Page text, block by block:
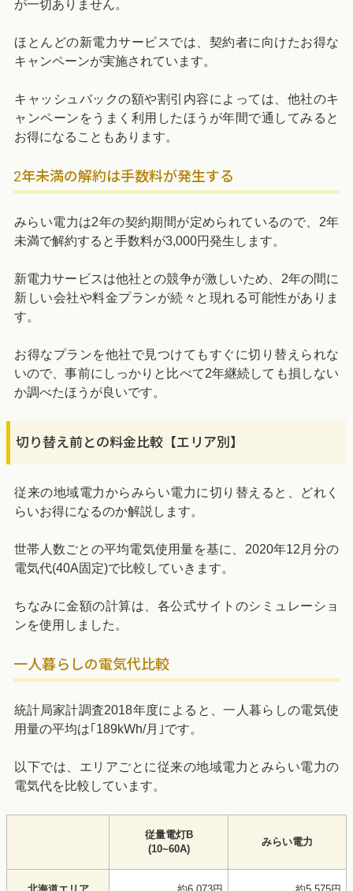
が一切ありません。
ほとんどの新電力サービスでは、契約者に向けたお得な
キャンペーンが実施されています。
キャッシュバックの額や割引内容によっては、他社のキ
ャンペーンをうまく利用したほうが年間で通してみると
お得になることもあります。
2年未満の解約は手数料が発生する
みらい電力は2年の契約期間が定められているので、2年
未満で解約すると手数料が3,000円発生します。
新電力サービスは他社との競争が激しいため、2年の間に
新しい会社や料金プランが続々と現れる可能性がありま
す。
お得なプランを他社で見つけてもすぐに切り替えられな
いので、事前にしっかりと比べて2年継続しても損しない
か調べたほうが良いです。
切り替え前との料金比較【エリア別】
従来の地域電力からみらい電力に切り替えると、どれく
らいお得になるのか解説します。
世帯人数ごとの平均電気使用量を基に、2020年12月分の
電気代(40A固定)で比較していきます。
ちなみに金額の計算は、各公式サイトのシミュレーショ
ンを使用しました。
一人暮らしの電気代比較
統計局家計調査2018年度によると、一人暮らしの電気使
用量の平均は｢189kWh/月｣です。
以下では、エリアごとに従来の地域電力とみらい電力の
電気代を比較しています。
従量電灯B
(10~60A)
みらい電力